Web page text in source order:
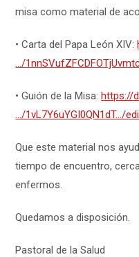
misa como material de
• Carta del Papa León XIV:
…/
• Guión de la Misa:https://
…/1vL7Y6uYGI0QN1dT…/
Que este material nos
tiempo de encuentro,
enfermos.
Quedamos a disposición.
Pastoral de la Salud